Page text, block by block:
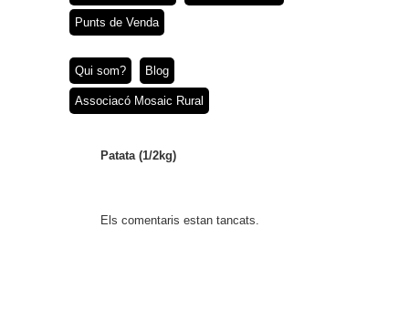
Punts de Venda
Qui som? Blog
Associacó Mosaic Rural
Patata (1/2kg)
Els comentaris estan tancats.